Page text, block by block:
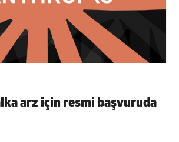
arz için resmi başvuruda